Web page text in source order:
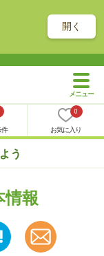
開く
件
0
お気に入り
う
情報